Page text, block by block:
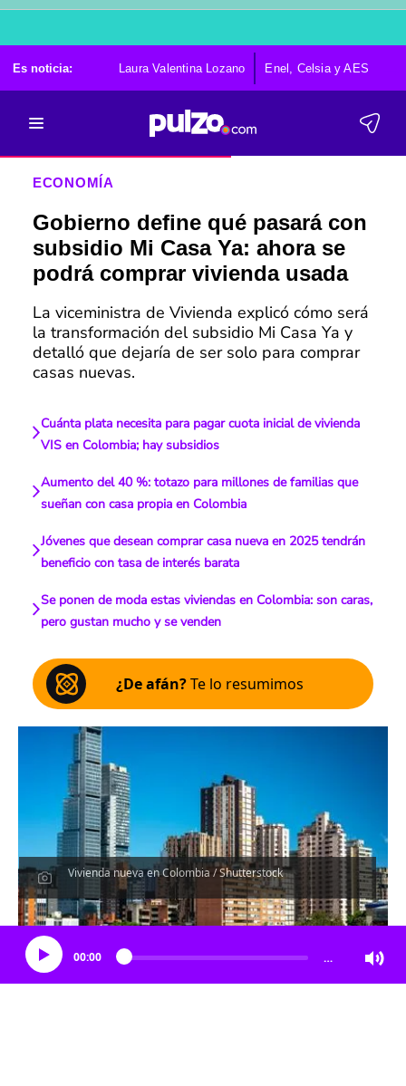
Es noticia: Laura Valentina Lozano Enel, Celsia y AES
ECONOMÍA
Gobierno define qué pasará con
subsidio Mi Casa Ya: ahora se
podrá comprar vivienda usada
La viceministra de Vivienda explicó cómo será
la transformación del subsidio Mi Casa Ya y
detalló que dejaría de ser solo para comprar
casas nuevas.
Cuánta plata necesita para pagar cuota inicial de vivienda
VIS en Colombia; hay subsidios
Aumento del 40 %: totazo para millones de familias que
sueñan con casa propia en Colombia
Jóvenes que desean comprar casa nueva en 2025 tendrán
beneficio con tasa de interés barata
Se ponen de moda estas viviendas en Colombia: son caras,
pero gustan mucho y se venden
¿De afán?Te lo resumimos
Vivienda nueva en Colombia / Shutterstock
Escucha el artículo
00:00 …